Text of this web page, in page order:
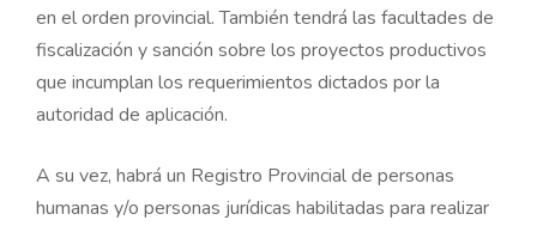
en el orden provincial. También tendrá las facultades de
fiscalización y sanción sobre los proyectos productivos
que incumplan los requerimientos dictados por la
autoridad de aplicación.
A su vez, habrá un Registro Provincial de personas
humanas y/o personas jurídicas habilitadas para realizar